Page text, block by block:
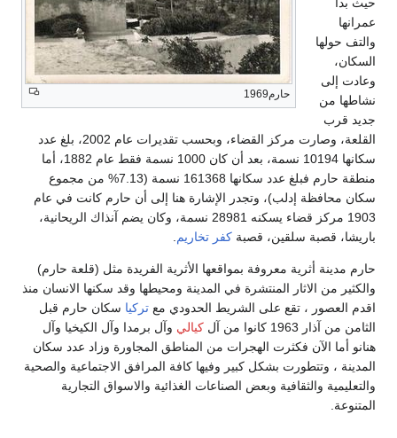
حارم1969
القلعة، وصارت مركز القضاء، وبحسب تقديرات عام 2002، بلغ عدد
سكانها 10194 نسمة، بعد أن كان 1000 نسمة فقط عام 1882، أما
منطقة حارم فبلغ عدد سكانها 161368 نسمة (7.13% من مجموع
إدلب)، وتجدر الإشارة هنا إلى أن حارم كانت في عام
1903 مركز قضاء يسكنه 28981 نسمة، وكان يضم آنذاك الريحانية،
سلقين، قصبةكفر تخاريم.
معروفة بمواقعها الأثرية الفريدة مثل (قلعة حارم)
المنتشرة في المدينة ومحيطها وقد سكنها الانسان منذ
، تقع على الشريط الحدودي معتركياسكان حارم قبل
كياليوآل برمدا وآل الكيخيا وآل
فكثرت الهجرات من المناطق المجاورة وزاد عدد سكان
بشكل كبير وفيها كافة المرافق الاجتماعية والصحية
وبعض الصناعات الغذائية والاسواق التجارية